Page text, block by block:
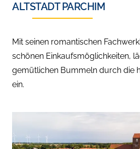
ALTSTADT PARCHIM
Mit seinen romantischen
schönen Einkaufsmöglichkeiten,
gemütlichen Bummeln durch die
ein.